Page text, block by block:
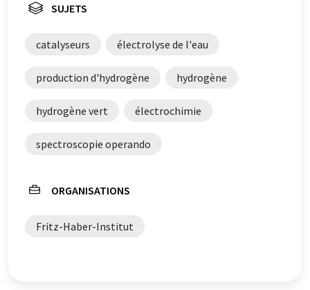
SUJETS
catalyseurs électrolyse de l'eau
production d'hydrogène hydrogène
hydrogène vert électrochimie
spectroscopie operando
ORGANISATIONS
Fritz-Haber-Institut